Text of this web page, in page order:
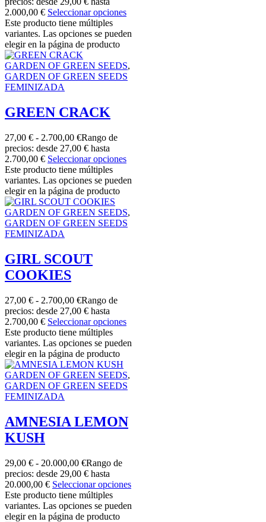
2.000,00 € Seleccionar opciones
Este producto tiene múltiples
variantes. Las opciones se pueden
elegir en la página de producto
GARDEN OF GREEN SEEDS,
GARDEN OF GREEN SEEDS
FEMINIZADA
GREEN CRACK
27,00 € - 2.700,00 €Rango de
precios: desde 27,00 € hasta
2.700,00 € Seleccionar opciones
Este producto tiene múltiples
variantes. Las opciones se pueden
elegir en la página de producto
GARDEN OF GREEN SEEDS,
GARDEN OF GREEN SEEDS
FEMINIZADA
GIRL SCOUT
COOKIES
27,00 € - 2.700,00 €Rango de
precios: desde 27,00 € hasta
2.700,00 € Seleccionar opciones
Este producto tiene múltiples
variantes. Las opciones se pueden
elegir en la página de producto
GARDEN OF GREEN SEEDS,
GARDEN OF GREEN SEEDS
FEMINIZADA
AMNESIA LEMON
KUSH
29,00 € - 20.000,00 €Rango de
precios: desde 29,00 € hasta
20.000,00 € Seleccionar opciones
Este producto tiene múltiples
variantes. Las opciones se pueden
elegir en la página de producto